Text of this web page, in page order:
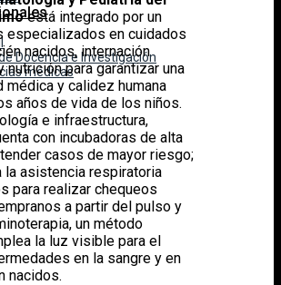
Docencia e Investigación
médicas
está integrado por un
especializados en cuidados
nacidos, internación
nutrición para garantizar una
médica y calidez humana
años de vida de los niños.
e infraestructura,
con incubadoras de alta
casos de mayor riesgo;
la asistencia respiratoria
para realizar chequeos
a partir del pulso y
un método
la luz visible para el
en la sangre y en
nacidos.